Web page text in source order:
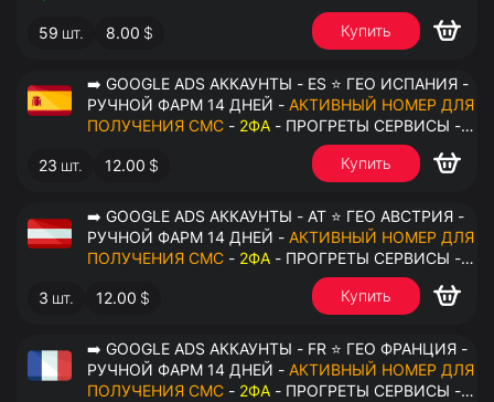
59 шт. 8.00 $ Купить
➡️ GOOGLE ADS АККАУНТЫ - ES ⭐ ГЕО ИСПАНИЯ -
РУЧНОЙ ФАРМ 14 ДНЕЙ - АКТИВНЫЙ НОМЕР ДЛЯ
ПОЛУЧЕНИЯ СМС - 2ФА - ПРОГРЕТЫ СЕРВИСЫ -
23 шт. 12.00 $ Купить
➡️ GOOGLE ADS АККАУНТЫ - AT ⭐ ГЕО АВСТРИЯ -
РУЧНОЙ ФАРМ 14 ДНЕЙ - АКТИВНЫЙ НОМЕР ДЛЯ
ПОЛУЧЕНИЯ СМС - 2ФА - ПРОГРЕТЫ СЕРВИСЫ -
3 шт. 12.00 $ Купить
➡️ GOOGLE ADS АККАУНТЫ - FR ⭐ ГЕО ФРАНЦИЯ -
РУЧНОЙ ФАРМ 14 ДНЕЙ - АКТИВНЫЙ НОМЕР ДЛЯ
ПОЛУЧЕНИЯ СМС - 2ФА - ПРОГРЕТЫ СЕРВИСЫ -